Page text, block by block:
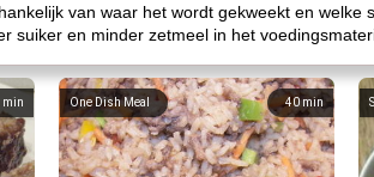
van waar het wordt gekweekt en welke
suiker en minder zetmeel in het
min 40min
One Dish Meal